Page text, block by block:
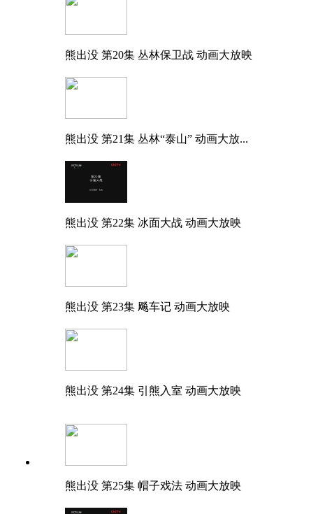
熊出没 第20集 丛林保卫战 动画大放映
熊出没 第21集 丛林“泰山” 动画大放...
熊出没 第22集 冰面大战 动画大放映
熊出没 第23集 飚车记 动画大放映
熊出没 第24集 引熊入室 动画大放映
熊出没 第25集 帽子戏法 动画大放映